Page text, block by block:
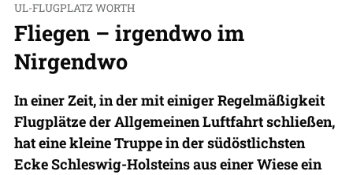
UL-FLUGPLATZ WORTH
Fliegen – irgendwo im
Nirgendwo
In einer Zeit, in der mit einiger Regelmäßigkeit
Flugplätze der Allgemeinen Luftfahrt schließen,
hat eine kleine Truppe in der südöstlichsten
Ecke Schleswig-Holsteins aus einer Wiese ein